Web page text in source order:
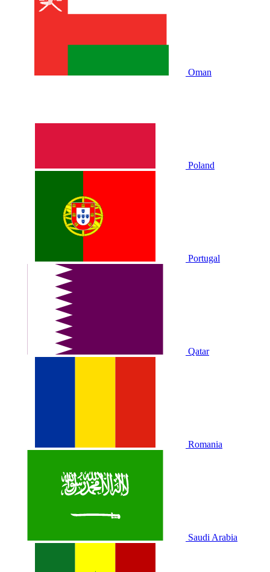
Oman
Poland
Portugal
Qatar
Romania
Saudi Arabia